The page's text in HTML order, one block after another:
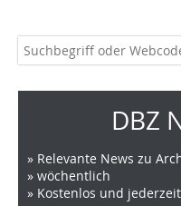
DBZ
» Relevante News zu
» wöchentlich
» Kostenlos und